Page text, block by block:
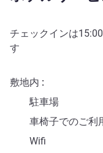
チェックインは15:00
す
敷地内
駐車場
車椅子でのご利
Wifi